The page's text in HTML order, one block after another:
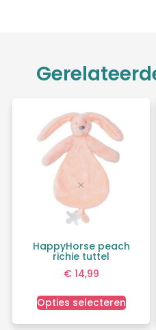
HappyHorse peach
richie tuttel
€14,99
Opties selecteren